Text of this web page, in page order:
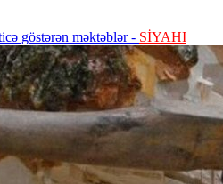
göstərən məktəblər - SİYAHI